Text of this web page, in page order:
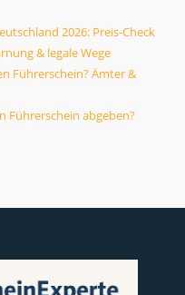
2026: Preis-Check
& legale Wege
Führerschein? Ämter &
Führerschein abgeben?